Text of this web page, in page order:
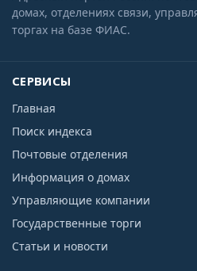
домах, отделениях связи,
торгах на базе ФИАС.
СЕРВИСЫ
Главная
Поиск индекса
Почтовые отделения
Информация о домах
Управляющие компании
Государственные торги
Статьи и новости